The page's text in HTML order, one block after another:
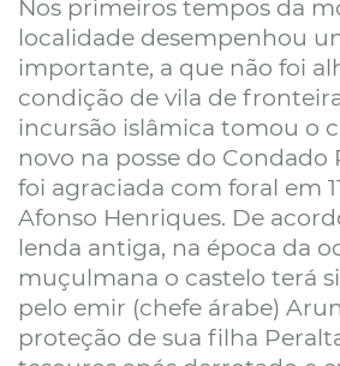
Nos primeiros tempos da
localidade desempenhou
importante, a que não foi
condição de vila de
incursão islâmica tomou o
novo na posse do Condado
foi agraciada com foral em
Afonso Henriques. De
lenda antiga, na época da
muçulmana o castelo terá
pelo emir (chefe árabe)
proteção de sua filha